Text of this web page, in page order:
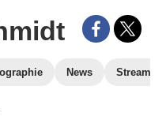
News Streaming